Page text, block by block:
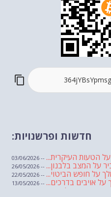
חדשות ופרשנויות:
הטעות העיקרית... -- 03/06/2026
על המצב בלבנון... -- 26/05/2026
על חופש הביטוי... -- 22/05/2026
על אויבים בדרכים... -- 13/05/2026
שבועת אמונים לדעאש